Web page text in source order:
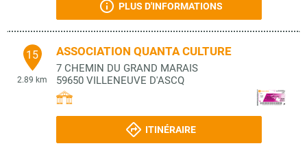
PLUS D'INFORMATIONS
15
2.89 km
ASSOCIATION QUANTA CULTURE
7 CHEMIN DU GRAND MARAIS
59650 VILLENEUVE D'ASCQ
ITINÉRAIRE